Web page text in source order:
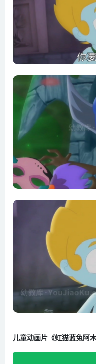
第12集雨兽受挫
第13集雨兽内丹
第14集母子之情
第15集深渊睡莲
第16集情感理智
第17集蓝兔真情
第18集挑拨离间
第19集真相大白
第20集雷兽失丹
第21集虹猫中邪
第22集风雷拐
第23集蓝兔被抓
第24集同陷危机
第25集久旱甘露
第26集绝杀计划
第27集一意孤行
第28集电兽之危
第29集迟来的顿悟